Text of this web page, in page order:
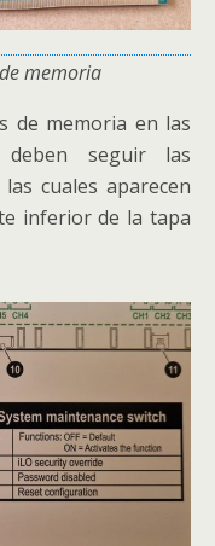
memoria
de memoria en las
deben seguir las
cuales aparecen
inferior de la tapa